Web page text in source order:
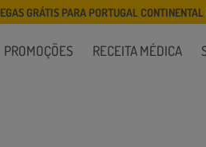
GRÁTIS PARA PORTUGAL
PROMOÇÕES RECEITA MÉDICA